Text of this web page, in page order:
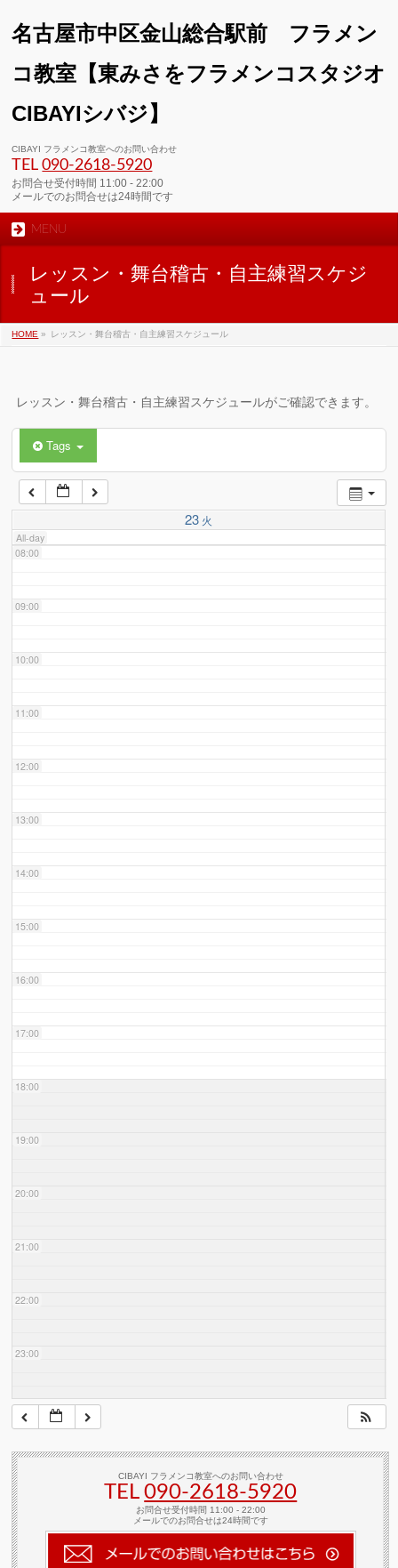
名古屋市中区金山総合駅前 フラメン
コ教室【東みさをフラメンコスタジオ
CIBAYIシバジ】
CIBAYI フラメンコ教室へのお問い合わせ
TEL090-2618‐5920
お問合せ受付時間 11:00 - 22:00
メールでのお問合せは24時間です
MENU
レッスン・舞台稽古・自主練習スケジ
ュール
HOME » レッスン・舞台稽古・自主練習スケジュール
レッスン・舞台稽古・自主練習スケジュールがご確認できます。
Tags
23 火
All-day
01:00
02:00
03:00
04:00
06:00
07:00
08:00
09:00
10:00
11:00
12:00
13:00
14:00
15:00
16:00
17:00
18:00
19:00
20:00
21:00
22:00
23:00
CIBAYI フラメンコ教室へのお問い合わせ
TEL090-2618‐5920
お問合せ受付時間 11:00 - 22:00
メールでのお問合せは24時間です